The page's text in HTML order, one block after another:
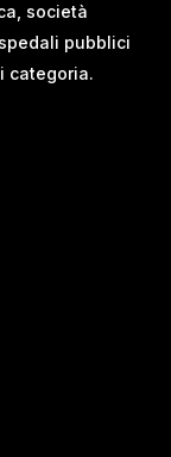
società
pubblici
categoria.